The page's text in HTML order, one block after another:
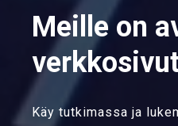
Meille on
Käy tutkimassa ja